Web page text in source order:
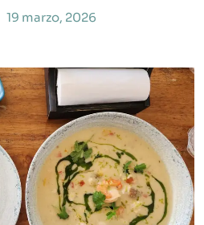
19 marzo, 2026